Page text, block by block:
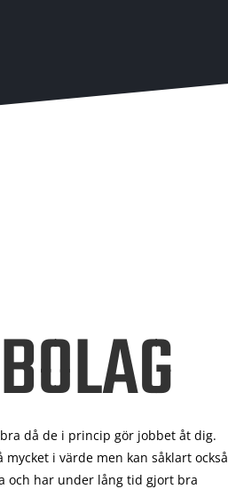
då de i princip gör jobbet åt dig.
i värde men kan såklart också
och har under lång tid gjort bra